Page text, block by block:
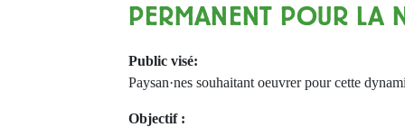
PERMANENT POUR LA
Public visé:
Paysan·nes souhaitant oeuvrer pour cette
Objectif :